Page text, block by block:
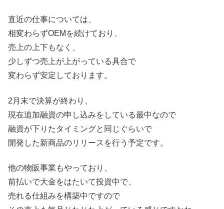
直近の仕事については、
相変わらずOEMを続けており、
売上の上下もなく、
少しずつ売上が上がっている具合で
変わらず安定しております。
2月末で決算が終わり、
現在追加融資の申し込みをしている最中なので
融資が下りたタイミングと同じぐらいで
開発した新商品のリリースを行う予定です。
他の物販事業もやっており、
前払いで大金をはたいて投資中で、
売れる仕組みを構築中ですので